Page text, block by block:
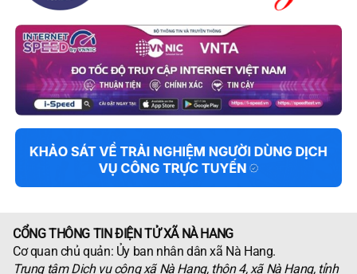
CỔNG THÔNG TIN ĐIỆN TỬ XÃ NÀ HANG
Cơ quan chủ quản: Ủy ban nhân dân xã Nà Hang.
Trung tâm Dịch vụ công xã Nà Hang, thôn 4, xã Nà Hang, tỉnh